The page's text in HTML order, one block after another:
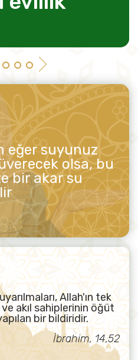
eğer suyunuz
olsa, bu
bir akar su
Allah'ın tek
akıl sahiplerinin öğüt
bir bildiridir.
İbrahim, 14,52